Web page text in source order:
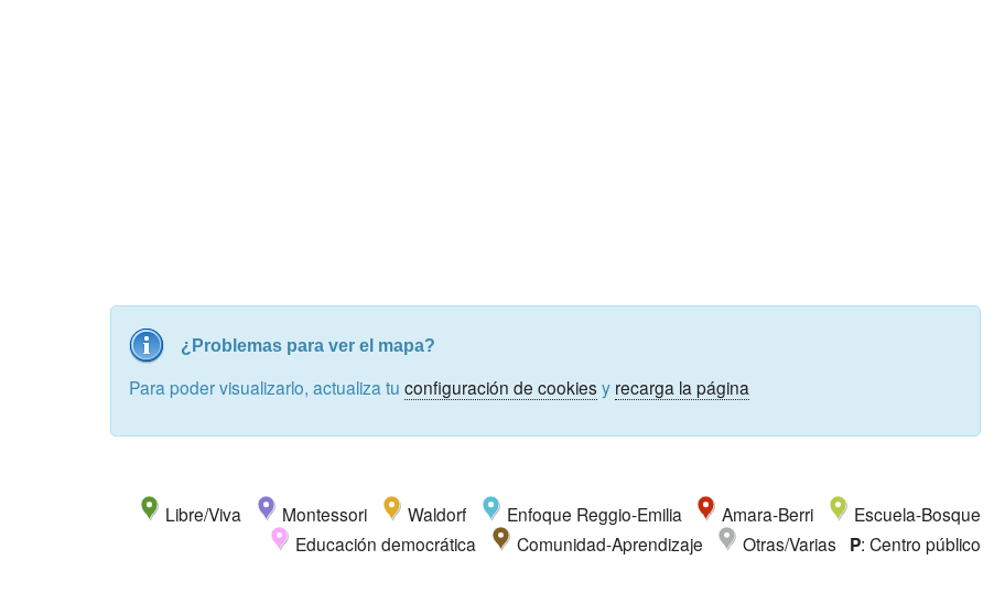
¿Problemas para ver el mapa?
Para poder visualizarlo, actualiza tu configuración de cookiesy recarga la página
Libre/Viva Montessori Waldorf Enfoque Reggio-Emilia Amara-Berri
Escuela-Bosque
Educación democrática
Comunidad-Aprendizaje Otras/Varias P: Centro público